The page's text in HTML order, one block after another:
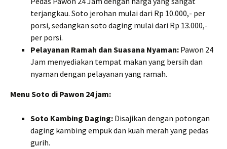
terjangkau. Soto jerohan mulai dari Rp 10.000,- per
porsi, sedangkan soto daging mulai dari Rp 13.000,-
per porsi.
Pelayanan Ramah dan Suasana Nyaman: Pawon 24
Jam menyediakan tempat makan yang bersih dan
nyaman dengan pelayanan yang ramah.
Menu Soto di Pawon 24 jam:
Soto Kambing Daging: Disajikan dengan potongan
daging kambing empuk dan kuah merah yang pedas
gurih.